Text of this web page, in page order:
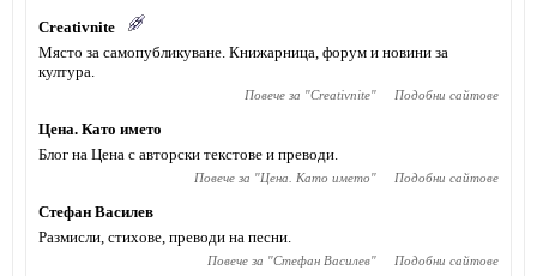
Creativnite
Място за самопубликуване. Книжарница, форум и новини за
култура.
Повече за "Creativnite" Подобни сайтове
Цена. Като името
Блог на Цена с авторски текстове и преводи.
Повече за "Цена. Като името" Подобни сайтове
Стефан Василев
Размисли, стихове, преводи на песни.
Повече за "Стефан Василев" Подобни сайтове